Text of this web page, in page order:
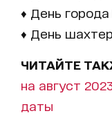
♦ День
♦ День
ЧИТАЙТЕ
на август
даты